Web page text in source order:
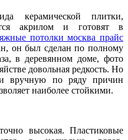
керамической плитки,
акрилом и готовят в
потолки москва прайс
он был сделан по полному
в деревянном доме, фото
довольная редкость. Но
вручную по ряду причин
наиболее стойкими.
высокая. Пластиковые